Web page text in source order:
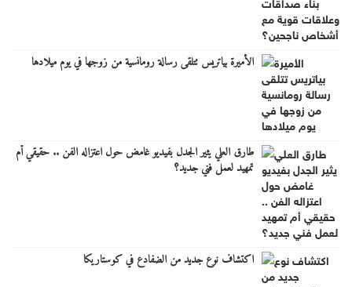
الأميرة بياتريس تتلقى رسالة رومانسية من زوجها في يوم ميلادها
طارق العلي يثير الجدل بفيديو غامض حول اعتزاله الفن .. حقيقي أم
تمهيد لعمل فني جديد؟
اكتشاف نوع جديد من الضفادع في كوستاريكا